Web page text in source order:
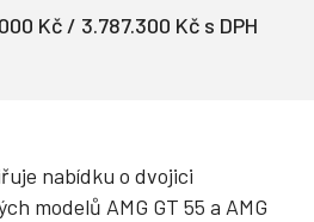
Kč / 3.787.300 Kč s DPH
nabídku o dvojici
modelů AMG GT 55 a AMG